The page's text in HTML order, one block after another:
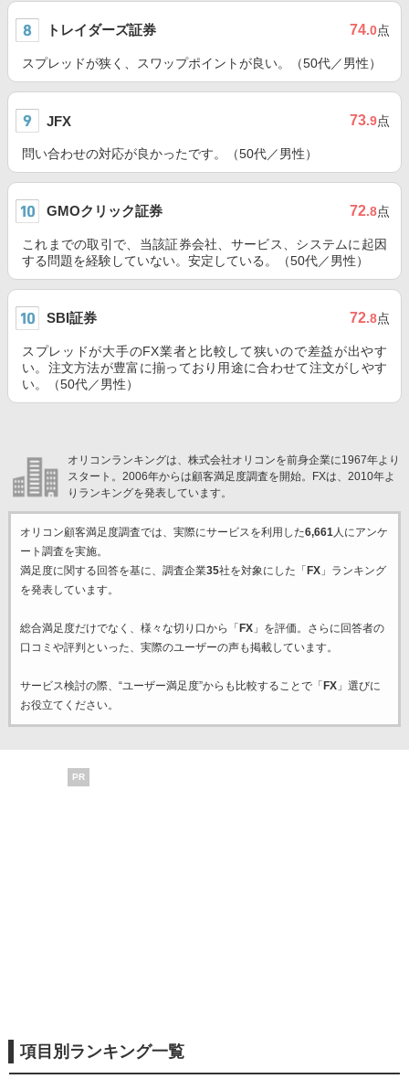
トレイダーズ証券 74.0点
スプレッドが狭く、スワップポイントが良い。（50代／男性）
JFX 73.9点
問い合わせの対応が良かったです。（50代／男性）
GMOクリック証券 72.8点
これまでの取引で、当該証券会社、サービス、システムに起因
する問題を経験していない。安定している。（50代／男性）
SBI証券 72.8点
スプレッドが大手のFX業者と比較して狭いので差益が出やす
い。注文方法が豊富に揃っており用途に合わせて注文がしやす
い。（50代／男性）
オリコンランキングは、株式会社オリコンを前身企業に1967年より
スタート。2006年からは顧客満足度調査を開始。FXは、2010年よ
りランキングを発表しています。
オリコン顧客満足度調査では、実際にサービスを利用した6,661人にアンケ
ート調査を実施。
満足度に関する回答を基に、調査企業35社を対象にした「 FX」ランキング
を発表しています。
総合満足度だけでなく、様々な切り口から「 FX」を評価。さらに回答者の
口コミや評判といった、実際のユーザーの声も掲載しています。
サービス検討の際、“ユーザー満足度”からも比較することで「 FX」選びに
お役立てください。
PR
項目別ランキング一覧